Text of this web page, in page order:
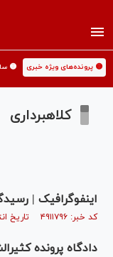
🟡 پرونده‌های ویژه خبری 🟡
کلاهبرداری
اینفوگرافیک |
کد خبر: ۴۹۱۱۷۹۶ تاریخ انتشار : ۱۴۰۵/۰۵/۱۴